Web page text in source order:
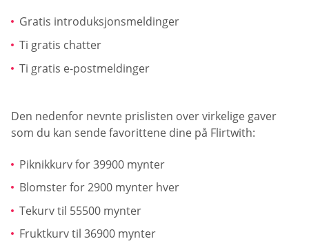
Gratis introduksjonsmeldinger
Ti gratis chatter
Ti gratis e-postmeldinger
Den nedenfor nevnte prislisten over virkelige gaver
som du kan sende favorittene dine på Flirtwith:
Piknikkurv for 39900 mynter
Blomster for 2900 mynter hver
Tekurv til 55500 mynter
Fruktkurv til 36900 mynter